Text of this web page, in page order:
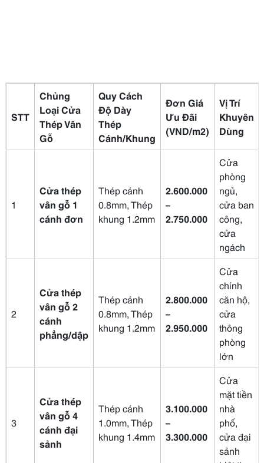
STT
Chủng
Loại Cửa
Thép Vân
Gỗ
Quy Cách
Độ Dày
Thép
Cánh/Khung
Đơn Giá
Ưu Đãi
(VND/m2)
Vị Trí
Khuyên
Dùng
1
Cửa thép
vân gỗ 1
cánh đơn
Thép cánh
0.8mm, Thép
khung 1.2mm
2.600.000
–
2.750.000
Cửa
phòng
ngủ,
cửa ban
công,
cửa
ngách
2
Cửa thép
vân gỗ 2
cánh
phẳng/dập
Thép cánh
0.8mm, Thép
khung 1.2mm
2.800.000
–
2.950.000
Cửa
chính
căn hộ,
cửa
thông
phòng
lớn
3
Cửa thép
vân gỗ 4
cánh đại
sảnh
Thép cánh
1.0mm, Thép
khung 1.4mm
3.100.000
–
3.300.000
Cửa
mặt tiền
nhà
phố,
cửa đại
sảnh